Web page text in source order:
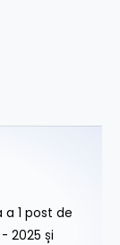
a 1 post de
- 2025 și